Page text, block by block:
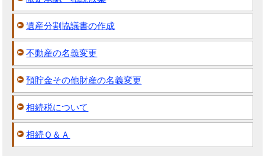
遺産分割協議書の作成
不動産の名義変更
預貯金その他財産の名義変更
相続税について
相続Ｑ＆Ａ